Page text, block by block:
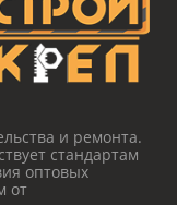
и ремонта.
стандартам
оптовых
от